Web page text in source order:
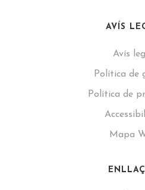
AVÍS
Avís
Política de
Política de
Mapa